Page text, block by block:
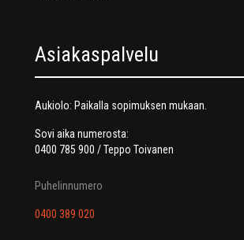
Asiakaspalvelu
Aukiolo: Paikalla sopimuksen mukaan.
Sovi aika numerosta:
0400 785 900 / Teppo Toivanen
Puhelinnumero
0400 389 020